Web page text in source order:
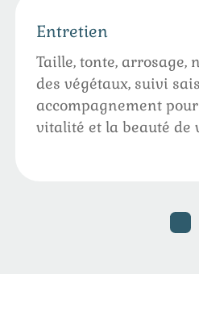
Entretien
Taille, tonte, arrosage,
des végétaux, suivi
accompagnement
vitalité et la beauté de